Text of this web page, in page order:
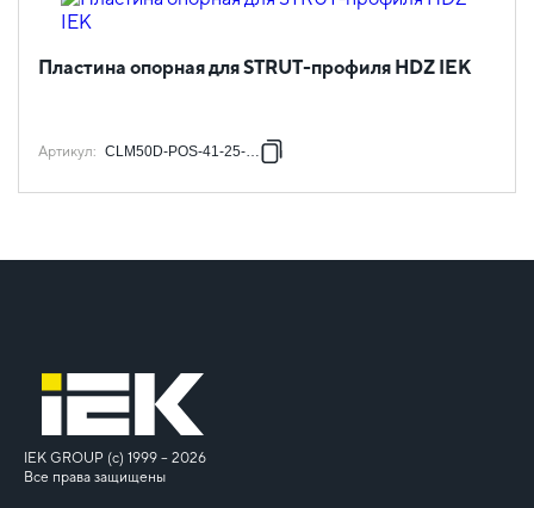
Пластина опорная для STRUT-профиля HDZ IEK
Артикул: CLM50D-POS-41-25-HDZ
IEK GROUP (c) 1999 – 2026
Все права защищены